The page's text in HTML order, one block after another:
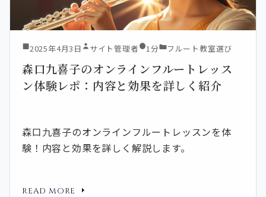
2025年4月3日 サイト管理者 1分 フルート教室選び
森口九喜子のオンラインフルートレッス
ン体験レポ：内容と効果を詳しく紹介
森口九喜子のオンラインフルートレッスンを体
験！内容と効果を詳しく解説します。
READ MORE